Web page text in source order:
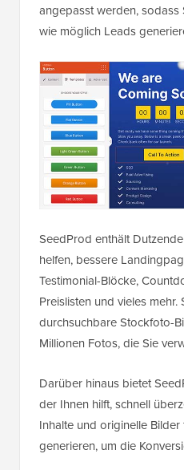
angepasst werden, sodass
wie möglich Leads
SeedProd enthält
helfen, bessere
Testimonial-Blöcke,
Preislisten und vieles
durchsuchbare Stockfoto-
Millionen Fotos, die Sie
Darüber hinaus bietet
der Ihnen hilft, schnell
Inhalte und originelle Bilder
generieren, um die